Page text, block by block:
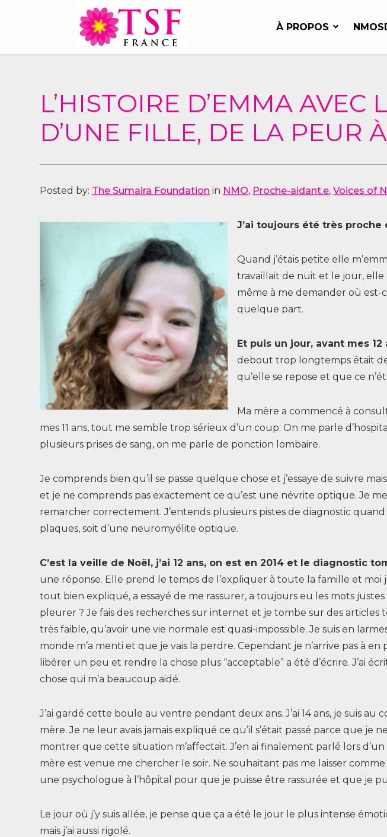
À PROPOS
L’HISTOIRE D’EMMA
D’UNE FILLE, DE LA PEUR
Posted by: The Sumaira Foundation in NMO, Proche-aidant.e,Voices of
J’ai toujours été très proche
Quand j’étais petite elle
travaillait de nuit et le jour, elle
même à me demander où est-
quelque part.
Et puis un jour, avant mes
debout trop longtemps était
qu’elle se repose et que ce
Ma mère a commencé à
mes 11 ans, tout me semble trop sérieux d’un coup. On me parle
plusieurs prises de sang, on me parle de ponction lombaire.
Je comprends bien qu’il se passe quelque chose et j’essaye de suivre
et je ne comprends pas exactement ce qu’est une névrite optique. Je
remarcher correctement. J’entends plusieurs pistes de diagnostic
plaques, soit d’une neuromyélite optique.
C’est la veille de Noël, j’ai 12 ans, on est en 2014 et le diagnostic
une réponse. Elle prend le temps de l’expliquer à toute la famille et moi
tout bien expliqué, a essayé de me rassurer, a toujours eu les mots
pleurer ? Je fais des recherches sur internet et je tombe sur des articles
très faible, qu’avoir une vie normale est quasi-impossible. Je suis en
monde m’a menti et que je vais la perdre. Cependant je n’arrive pas à
libérer un peu et rendre la chose plus “acceptable” a été d’écrire. J’ai
chose qui m’a beaucoup aidé.
J’ai gardé cette boule au ventre pendant deux ans. J’ai 14 ans, je suis
mère. Je ne leur avais jamais expliqué ce qu’il s’était passé parce que
montrer que cette situation m’affectait. J’en ai finalement parlé lors
mère est venue me chercher le soir. Ne souhaitant pas me laisser
une psychologue à l’hôpital pour que je puisse être rassurée et que je
Le jour où j’y suis allée, je pense que ça a été le jour le plus intense
mais j’ai aussi rigolé.